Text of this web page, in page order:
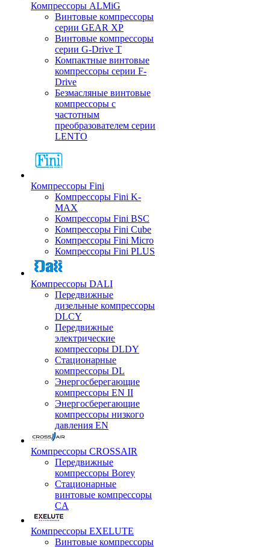
Компрессоры ALMiG
Винтовые компрессоры
серии GEAR XP
Винтовые компрессоры
серии G-Drive T
Компактные винтовые
компрессоры серии F-
Drive
Безмасляные винтовые
компрессоры с
частотным
преобразователем серии
LENTO
Компрессоры Fini
Компрессоры Fini K-
MAX
Компрессоры Fini BSC
Компрессоры Fini Cube
Компрессоры Fini Micro
Компрессоры Fini PLUS
Компрессоры DALI
Передвижные
дизельные компрессоры
DLCY
Передвижные
электрические
компрессоры DLDY
Стационарные
компрессоры DL
Энергосберегающие
компрессоры EN II
Энергосберегающие
компрессоры низкого
давления EN
Компрессоры CROSSAIR
Передвижные
компрессоры Borey
Стационарные
винтовые компрессоры
CA
Компрессоры EXELUTE
Винтовые компрессоры